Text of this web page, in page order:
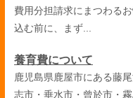
費用分担請求にまつわる
込む前に、まず...
養育費について
鹿児島県鹿屋市にある藤
志市・垂水市・曾於市・